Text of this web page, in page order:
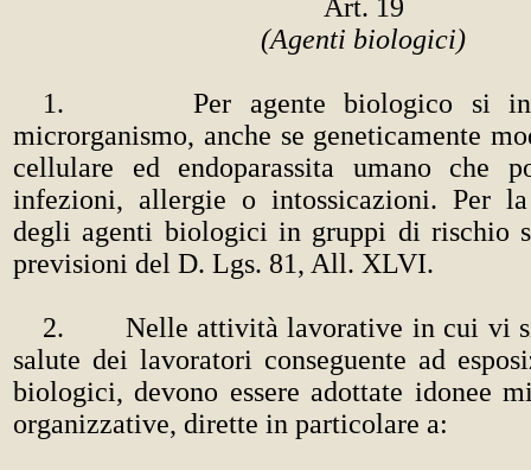
Art. 19
(Agenti biologici)
1. Per agente biologico si
microrganismo, anche se geneticamente
cellulare ed endoparassita umano che
infezioni, allergie o intossicazioni. Per la
degli agenti biologici in gruppi di rischio
previsioni del D. Lgs. 81, All. XLVI.
2. Nelle attività lavorative in cui vi
salute dei lavoratori conseguente ad
biologici, devono essere adottate idonee
organizzative, dirette in particolare a: